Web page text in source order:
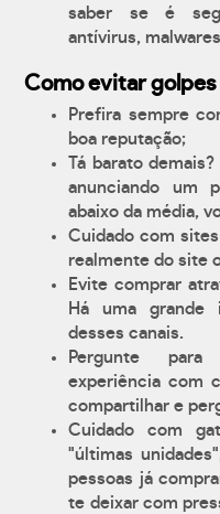
saber se é
antívirus,
Como evitar
Prefira sempre
boa reputação;
Tá barato
anunciando um
abaixo da média,
Cuidado com
realmente do site
Evite comprar
Há uma grande
desses canais.
Pergunte
experiência com
compartilhar e
Cuidado com
"últimas
pessoas já
te deixar com